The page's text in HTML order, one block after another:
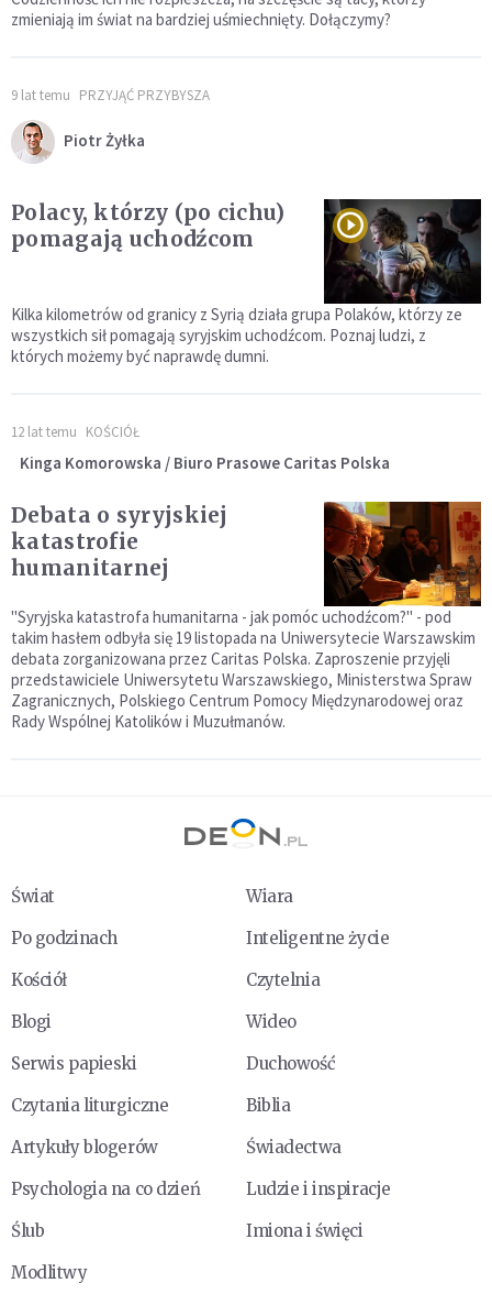
zmieniają im świat na bardziej uśmiechnięty. Dołączymy?
9 lat temu PRZYJĄĆ PRZYBYSZA
Piotr Żyłka
Polacy, którzy (po cichu)
pomagają uchodźcom
Kilka kilometrów od granicy z Syrią działa grupa Polaków, którzy ze
wszystkich sił pomagają syryjskim uchodźcom. Poznaj ludzi, z
których możemy być naprawdę dumni.
12 lat temu KOŚCIÓŁ
Kinga Komorowska / Biuro Prasowe Caritas Polska
Debata o syryjskiej
katastrofie
humanitarnej
"Syryjska katastrofa humanitarna - jak pomóc uchodźcom?" - pod
takim hasłem odbyła się 19 listopada na Uniwersytecie Warszawskim
debata zorganizowana przez Caritas Polska. Zaproszenie przyjęli
przedstawiciele Uniwersytetu Warszawskiego, Ministerstwa Spraw
Zagranicznych, Polskiego Centrum Pomocy Międzynarodowej oraz
Rady Wspólnej Katolików i Muzułmanów.
Świat
Wiara
Po godzinach
Inteligentne życie
Kościół
Czytelnia
Blogi
Wideo
Serwis papieski
Duchowość
Czytania liturgiczne
Biblia
Artykuły blogerów
Świadectwa
Psychologia na co dzień
Ludzie i inspiracje
Ślub
Imiona i święci
Modlitwy